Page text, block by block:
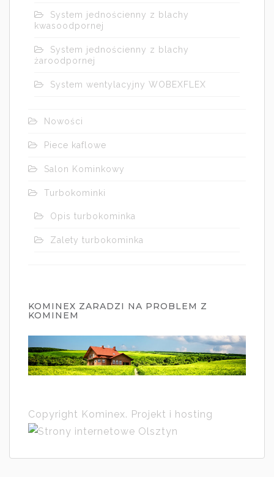
System jednościenny z blachy
kwasoodpornej
System jednościenny z blachy
żaroodpornej
System wentylacyjny WOBEXFLEX
Nowości
Piece kaflowe
Salon Kominkowy
Turbokominki
Opis turbokominka
Zalety turbokominka
KOMINEX ZARADZI NA PROBLEM Z
KOMINEM
Copyright Kominex. Projekt i hosting